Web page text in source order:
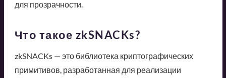
для прозрачности.
Что такое zkSNACKs?
zkSNACKs — это библиотека криптографических
примитивов, разработанная для реализации